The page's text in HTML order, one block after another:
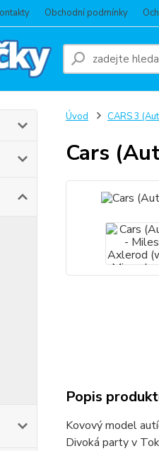
Obchodní podmínky
Úvod CARS 3
Cars
Popis
Kovový model
Divoká party v